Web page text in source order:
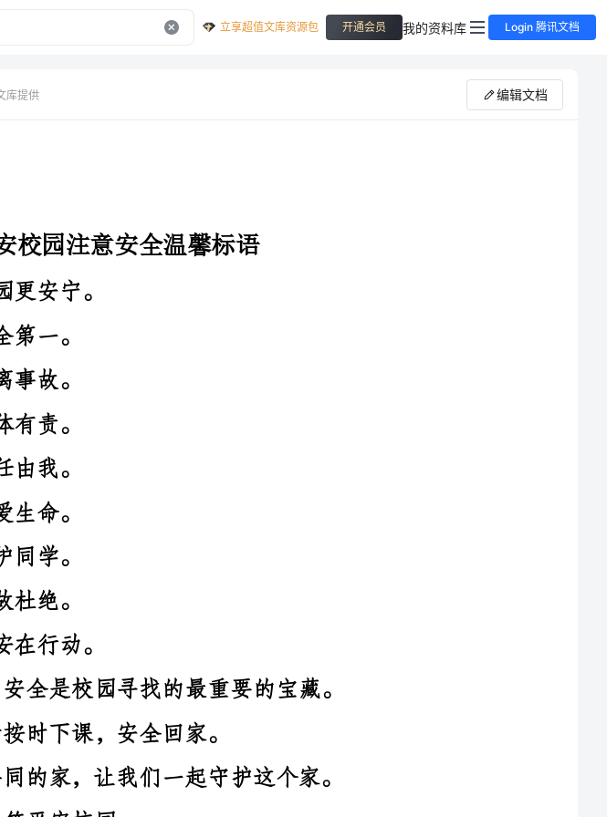
立享超值文库资源包 开通会员 我的资料库 Login 腾讯文档
库提供 编辑文档
11.友情提示：请按时下课，安全回家。
14.安全就是幸福，谁都不能忽视它的存在。